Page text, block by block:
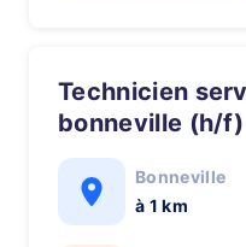
technicien service rapide
bonneville (h/f)
Bonneville
à 1 km